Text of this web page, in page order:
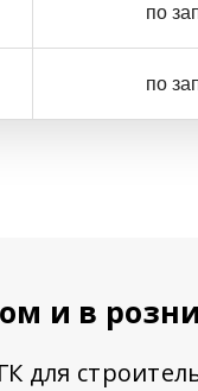
по
по
и в
для